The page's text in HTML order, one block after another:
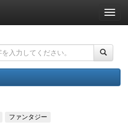
ナ
ビ
ー
ョ
ン
ファンタジー